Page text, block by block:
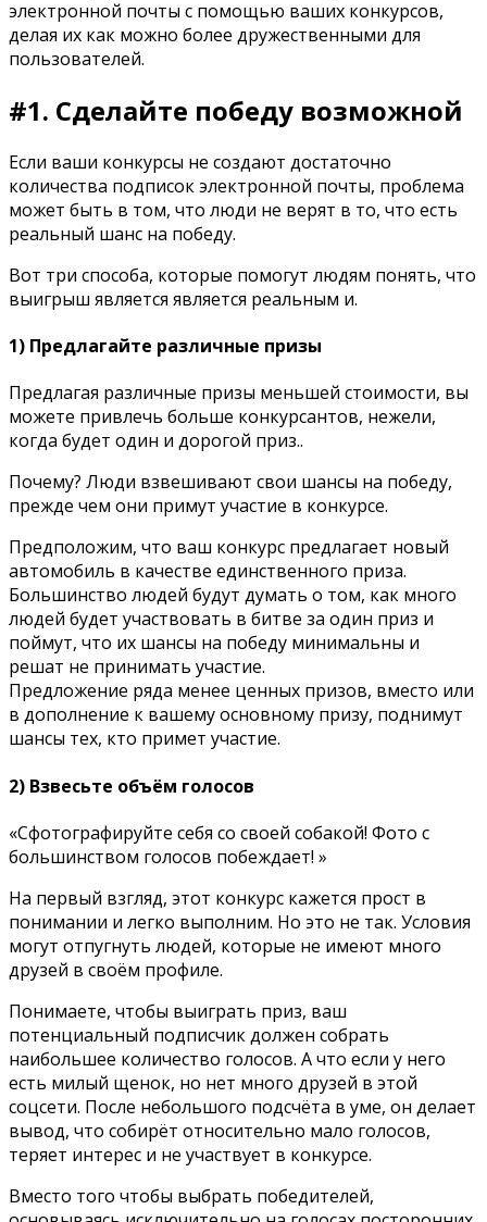
электронной почты с помощью ваших конкурсов,
делая их как можно более дружественными для
пользователей.
#1. Сделайте победу возможной
Если ваши конкурсы не создают достаточно
количества подписок электронной почты, проблема
может быть в том, что люди не верят в то, что есть
реальный шанс на победу.
Вот три способа, которые помогут людям понять, что
выигрыш является является реальным и.
1) Предлагайте различные призы
Предлагая различные призы меньшей стоимости, вы
можете привлечь больше конкурсантов, нежели,
когда будет один и дорогой приз..
Почему? Люди взвешивают свои шансы на победу,
прежде чем они примут участие в конкурсе.
Предположим, что ваш конкурс предлагает новый
автомобиль в качестве единственного приза.
Большинство людей будут думать о том, как много
людей будет участвовать в битве за один приз и
поймут, что их шансы на победу минимальны и
решат не принимать участие.
Предложение ряда менее ценных призов, вместо или
в дополнение к вашему основному призу, поднимут
шансы тех, кто примет участие.
2) Взвесьте объём голосов
«Сфотографируйте себя со своей собакой! Фото с
большинством голосов побеждает! »
На первый взгляд, этот конкурс кажется прост в
понимании и легко выполним. Но это не так. Условия
могут отпугнуть людей, которые не имеют много
друзей в своём профиле.
Понимаете, чтобы выиграть приз, ваш
потенциальный подписчик должен собрать
наибольшее количество голосов. А что если у него
есть милый щенок, но нет много друзей в этой
соцсети. После небольшого подсчёта в уме, он делает
вывод, что собирёт относительно мало голосов,
теряет интерес и не участвует в конкурсе.
Вместо того чтобы выбрать победителей,